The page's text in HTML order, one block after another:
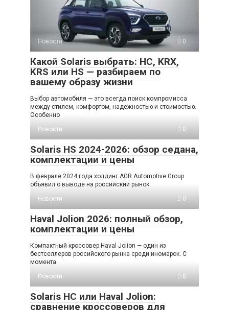
Новости 0
Какой Solaris выбрать: HC, KRX,
KRS или HS — разбираем по
вашему образу жизни
Выбор автомобиля — это всегда поиск компромисса
между стилем, комфортом, надежностью и стоимостью.
Особенно
Новости
0
Solaris HS 2024-2026: обзор седана,
комплектации и цены
В феврале 2024 года холдинг AGR Automotive Group
объявил о выводе на российский рынок
Новости
0
Haval Jolion 2026: полный обзор,
комплектации и цены
Компактный кроссовер Haval Jolion — один из
бестселлеров российского рынка среди иномарок. С
момента
Новости
0
Solaris HC или Haval Jolion:
сравнение кроссоверов для